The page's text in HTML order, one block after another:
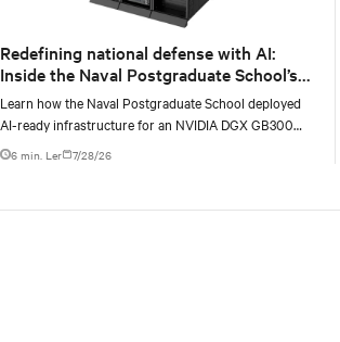
Redefining national defense with AI:
Inside the Naval Postgraduate School’s
AI infrastructure deployment
Learn how the Naval Postgraduate School deployed
AI-ready infrastructure for an NVIDIA DGX GB300
Blackwell-based NVL72 system within an existing
6 min. Ler 7/28/26